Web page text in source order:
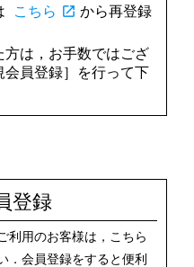
こちら open_in_new から再登録
は，お手数ではござ
会員登録］を行って下
登録
利用のお客様は，こちら
．会員登録をすると便利